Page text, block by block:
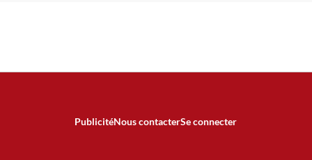
PublicitéNous contacterSe connecter